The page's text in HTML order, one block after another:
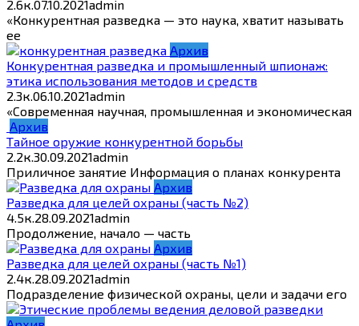
2.6к.07.10.2021admin
«Конкурентная разведка — это наука, хватит называть
ее
Архив
Конкурентная разведка и промышленный шпионаж:
этика использования методов и средств
2.3к.06.10.2021admin
«Современная научная, промышленная и экономическая
Архив
Тайное оружие конкурентной борьбы
2.2к.30.09.2021admin
Приличное занятие Информация о планах конкурента
Архив
Разведка для целей охраны (часть №2)
4.5к.28.09.2021admin
Продолжение, начало — часть
Архив
Разведка для целей охраны (часть №1)
2.4к.28.09.2021admin
Подразделение физической охраны, цели и задачи его